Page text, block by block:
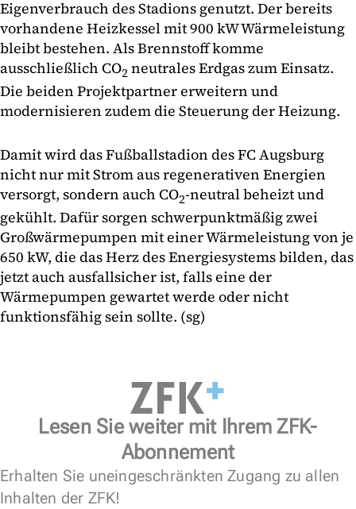
Eigenverbrauch des Stadions genutzt. Der bereits
vorhandene Heizkessel mit 900 kW Wärmeleistung
bleibt bestehen. Als Brennstoff komme
ausschließlich CO2neutrales Erdgas zum Einsatz.
Die beiden Projektpartner erweitern und
modernisieren zudem die Steuerung der Heizung.
Damit wird das Fußballstadion des FC Augsburg
nicht nur mit Strom aus regenerativen Energien
versorgt, sondern auch CO2-neutral beheizt und
gekühlt. Dafür sorgen schwerpunktmäßig zwei
Großwärmepumpen mit einer Wärmeleistung von je
650 kW, die das Herz des Energiesystems bilden, das
jetzt auch ausfallsicher ist, falls eine der
Wärmepumpen gewartet werde oder nicht
funktionsfähig sein sollte. (sg)
Lesen Sie weiter mit Ihrem ZFK-
Abonnement
Erhalten Sie uneingeschränkten Zugang zu allen
Inhalten der ZFK!